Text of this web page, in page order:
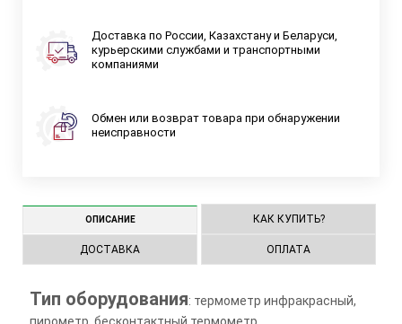
Доставка по России, Казахстану и Беларуси,
курьерскими службами и транспортными
компаниями
Обмен или возврат товара при обнаружении
неисправности
ОПИСАНИЕ КАК КУПИТЬ?
ДОСТАВКА ОПЛАТА
Тип оборудования: термометр инфракрасный,
пирометр, бесконтактный термометр